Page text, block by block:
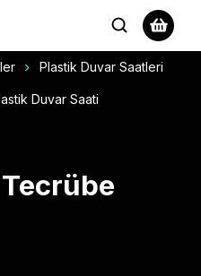
Plastik Duvar Saatleri
Duvar Saati
Tecrübe